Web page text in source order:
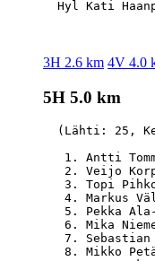
3H 2.6 km 4V 4.0
5H 5.0 km
(Lähti: 25,
1. Antti
2. Veijo
3. Topi
4. Markus
5. Pekka
6. Mika
7. Sebastian
8. Mikko